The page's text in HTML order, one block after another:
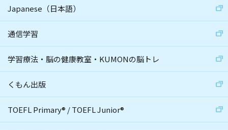
Japanese（日本語）
通信学習
学習療法・脳の健康教室・KUMONの脳トレ
くもん出版
TOEFL Primary® /TOEFL Junior®